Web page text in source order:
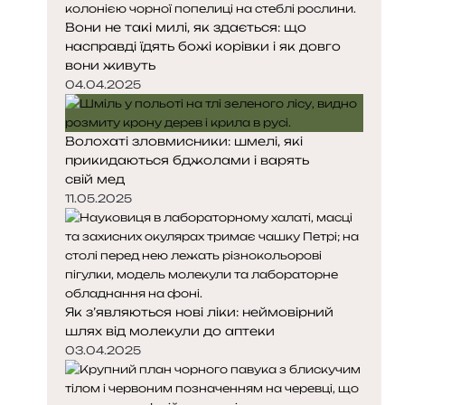
і
н
к
а
і
н
к
а
Вони не такі милі, як здається: що
насправді їдять божі корівки і як довго
вони живуть
04.04.2025
Волохаті зловмисники: шмелі, які
прикидаються бджолами і варять
свій мед
11.05.2025
Як з’являються нові ліки: неймовірний
шлях від молекули до аптеки
03.04.2025